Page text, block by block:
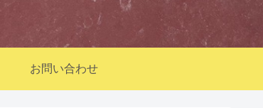
お問い合わせ